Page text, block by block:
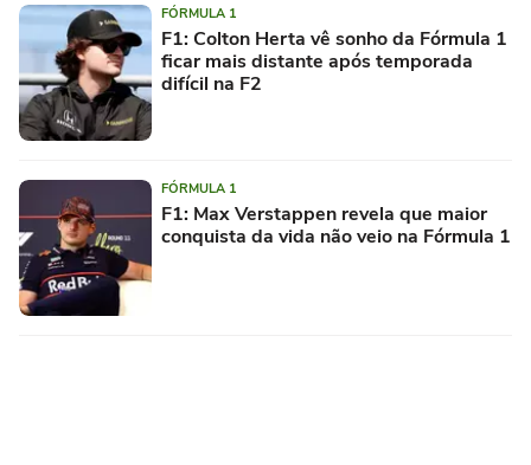
FÓRMULA 1
F1: Colton Herta vê sonho da Fórmula 1
ficar mais distante após temporada
difícil na F2
FÓRMULA 1
F1: Max Verstappen revela que maior
conquista da vida não veio na Fórmula 1